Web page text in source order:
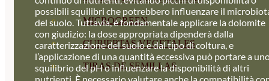
MICROGREEN
CUBIERTAS VEGETALES
TIRAS DE SEMILLAS
possibili squilibri che potrebbero influenzare il
del suolo. Tuttavia, è fondamentale applicare la dolomite
con giudizio: la dose appropriata dipenderà dalla
caratterizzazione del suolo e dal tipo di coltura, e
l’applicazione di una quantità eccessiva può portare a
squilibrio del pH o influenzare la disponibilità di altri